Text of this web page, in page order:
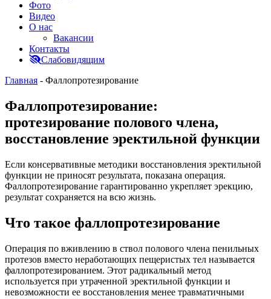
Фото
Видео
О нас
Вакансии
Контакты
Слабовидящим
Главная - Фаллопротезирование
Фаллопротезирование:
протезирование полового члена,
восстановление эректильной функции
Если консервативные методики восстановления эректильной
функции не приносят результата, показана операция.
Фаллопротезирование гарантированно укрепляет эрекцию,
результат сохраняется на всю жизнь.
Что такое фаллопротезирование
Операция по вживлению в ствол полового члена пенильных
протезов вместо неработающих пещеристых тел называется
фаллопротезированием. Этот радикальный метод
используется при утраченной эректильной функции и
невозможности ее восстановления менее травматичными